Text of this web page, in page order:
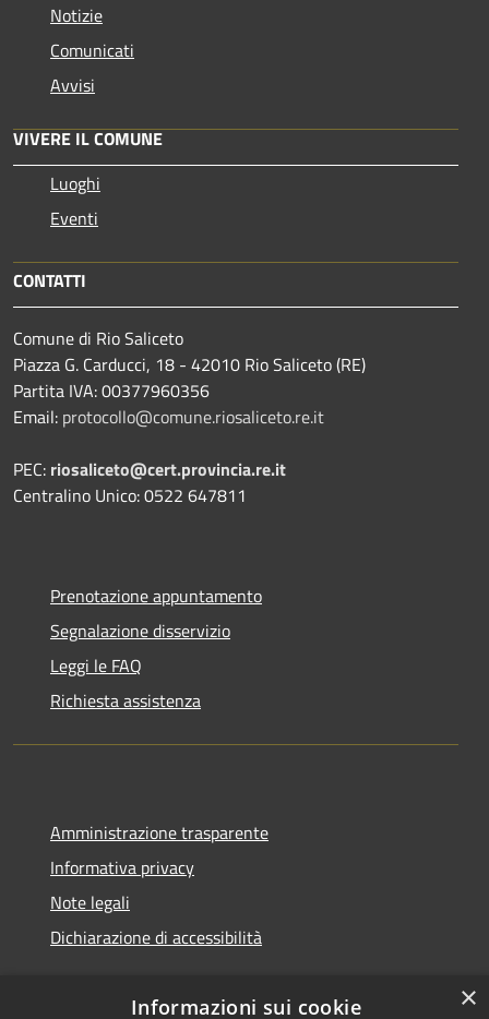
Notizie
Comunicati
Avvisi
VIVERE IL COMUNE
Luoghi
Eventi
CONTATTI
Comune di Rio Saliceto
Piazza G. Carducci, 18 - 42010 Rio Saliceto (RE)
Partita IVA: 00377960356
Email: protocollo@comune.riosaliceto.re.it
PEC: riosaliceto@cert.provincia.re.it
Centralino Unico: 0522 647811
Prenotazione appuntamento
Segnalazione disservizio
Leggi le FAQ
Richiesta assistenza
Amministrazione trasparente
Informativa privacy
Note legali
Dichiarazione di accessibilità
×
Informazioni sui cookie